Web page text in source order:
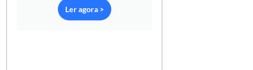
Ler agora >